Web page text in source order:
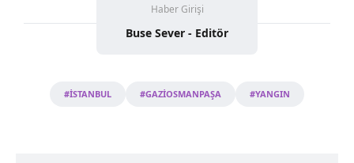
Haber Girişi
Buse Sever - Editör
#İSTANBUL #GAZİOSMANPAŞA #YANGIN